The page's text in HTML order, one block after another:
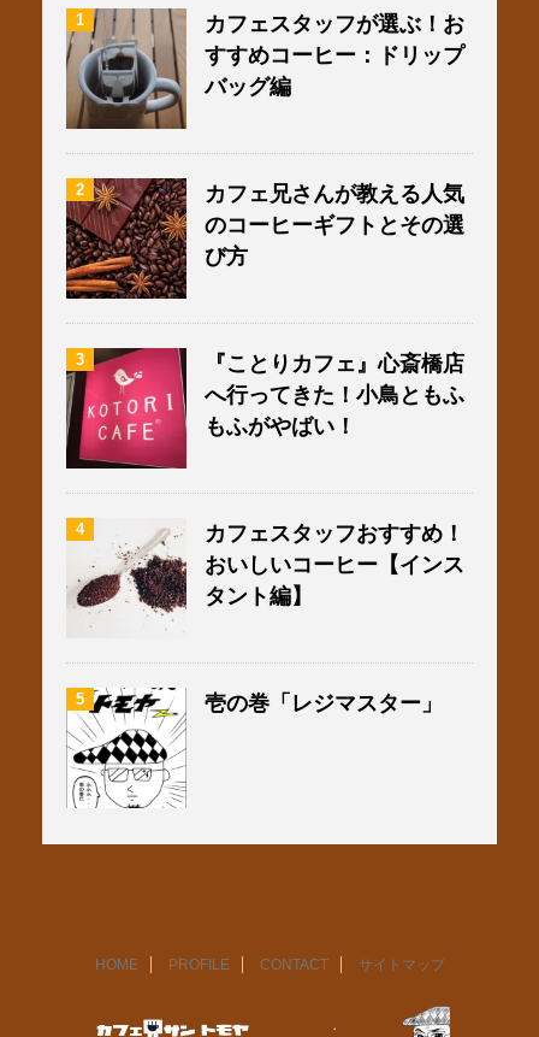
1
カフェスタッフが選ぶ！お
すすめコーヒー：ドリップ
バッグ編
2
カフェ兄さんが教える人気
のコーヒーギフトとその選
び方
3
『ことりカフェ』心斎橋店
へ行ってきた！小鳥ともふ
もふがやばい！
4
カフェスタッフおすすめ！
おいしいコーヒー【インス
タント編】
5 壱の巻「レジマスター」
HOME PROFILE CONTACT サイトマップ